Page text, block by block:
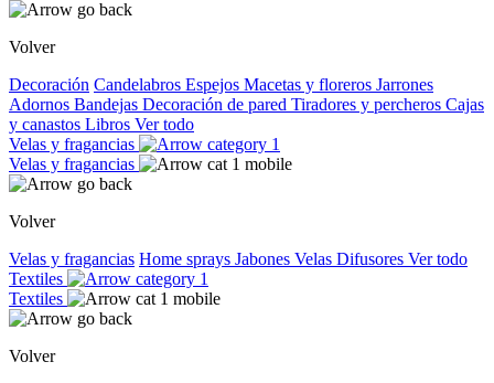
Volver
Decoración Candelabros Espejos Macetas y floreros Jarrones
Adornos Bandejas Decoración de pared Tiradores y percheros Cajas
y canastos Libros Ver todo
Velas y fragancias
Velas y fragancias
Volver
Velas y fragancias Home sprays Jabones Velas Difusores Ver todo
Textiles
Textiles
Volver